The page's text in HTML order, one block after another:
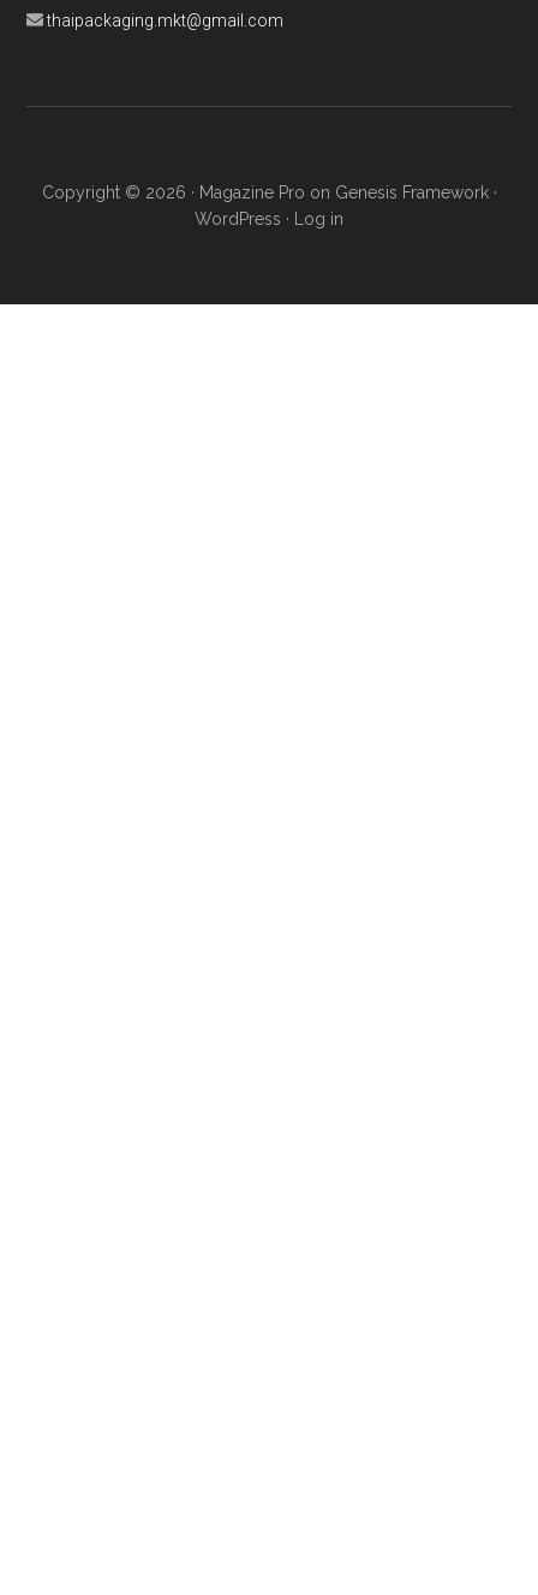
thaipackaging.mkt@gmail.com
Copyright © 2026 · Magazine Pro on Genesis Framework·
WordPress · Log in